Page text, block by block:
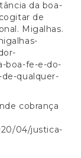
da boa-
de
Migalhas.
boa-fe-e-do-
qualquer-
cobrança
04/justica-